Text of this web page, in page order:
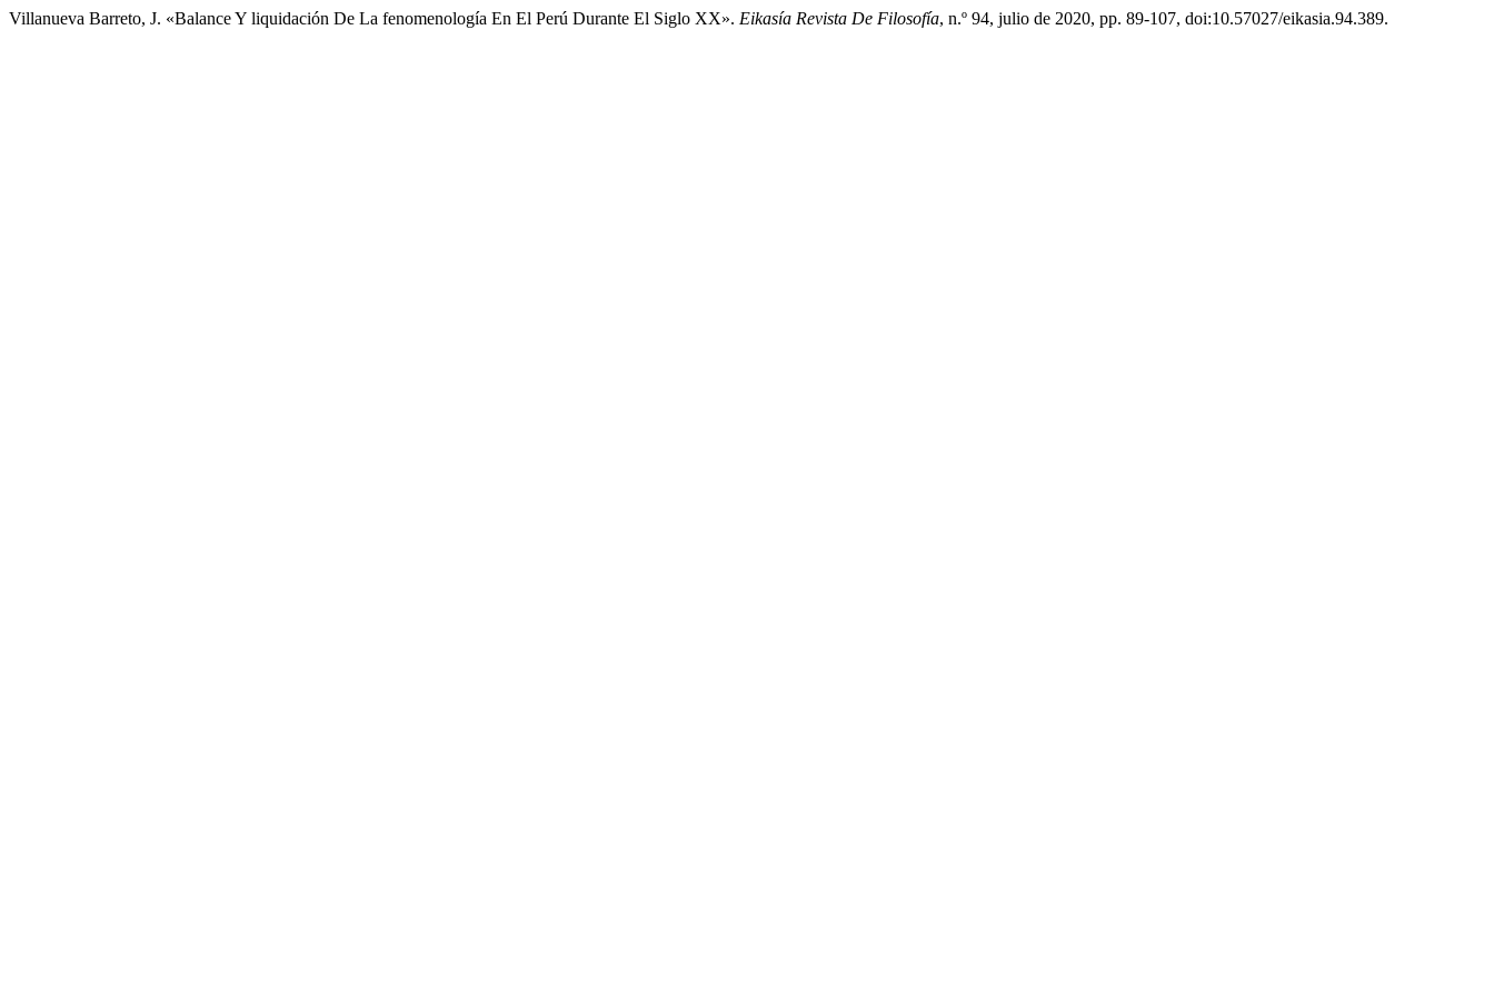
Villanueva Barreto, J. «Balance Y liquidación De La fenomenología En El Perú Durante El Siglo XX». Eikasía Revista De Filosofía, n.º 94, julio de 2020, pp. 89-107, doi:10.57027/eikasia.94.389.